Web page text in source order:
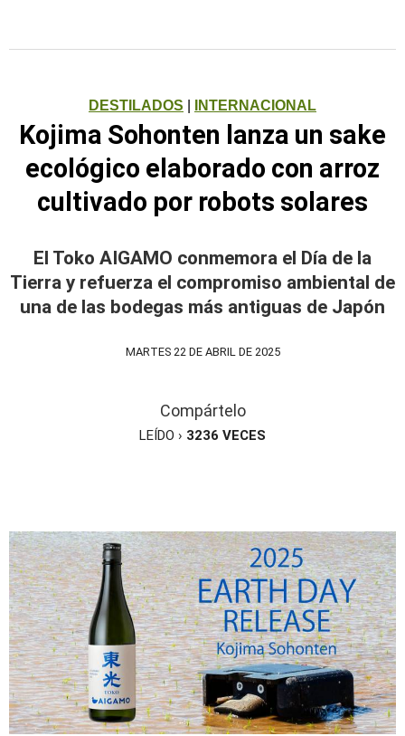
DESTILADOS INTERNACIONAL
Kojima Sohonten lanza un sake
ecológico elaborado con arroz
cultivado por robots solares
El Toko AIGAMO conmemora el Día de la
Tierra y refuerza el compromiso ambiental de
una de las bodegas más antiguas de Japón
MARTES 22 DE ABRIL DE 2025
Compártelo
LEÍDO › 3236 VECES